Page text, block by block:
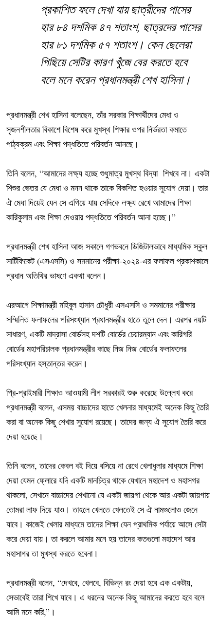
প্রকাশিত ফলে দেখা যায় ছাত্রীদের পাসের
হার ৮৪ দশমিক ৪৭ শতাংশ, ছাত্রদের পাসের
হার ৮১ দশমিক ৫৭ শতাংশ। কেন ছেলেরা
পিছিয়ে সেটির কারণ খুঁজে বের করতে হবে
বলে মনে করেন প্রধানমন্ত্রী শেখ হাসিনা।
প্রধানমন্ত্রী শেখ হাসিনা বলেছেন, তাঁর সরকার শিক্ষার্থীদের মেধা ও
সৃজনশীলতার বিকাশে বিশেষ করে মুখস্থ শিক্ষার ওপর নির্ভরতা কমাতে
পাঠ্যক্রম এবং শিক্ষা পদ্ধতিতে পরিবর্তন আনছে।
তিনি বলেন, “আমাদের লক্ষ্য হচ্ছে শুধুমাত্র মুখস্থ বিদ্যা শিখবে না। একটা
শিশুর ভেতর যে মেধা ও মনন থাকে তাকে বিকশিত হওয়ার সুযোগ দেয়া। তার
ঐ মেধা দিয়েই যেন সে এগিয়ে যায় সেদিকে লক্ষ্য রেখে আমাদের শিক্ষা
কারিকুলাম এবং শিক্ষা দেওয়ার পদ্ধতিতে পরিবর্তন আনা হচ্ছে।”
প্রধানমন্ত্রী শেখ হাসিনা আজ সকালে গণভবনে ডিজিটালভাবে মাধ্যমিক স্কুল
সার্টিফিকেট (এসএসসি) ও সমমানের পরীক্ষা-২০২৪-এর ফলাফল প্রকাশকালে
প্রধান অতিথির ভাষণে একথা বলেন।
এরআগে শিক্ষামন্ত্রী মহিবুল হাসান চৌধুরী এসএসসি ও সমমানের পরীক্ষার
সম্মিলিত ফলাফলের পরিসংখ্যান প্রধানমন্ত্রীর হাতে তুলে দেন। এরপর নয়টি
সাধারণ, একটি মাদ্রাসা বোর্ডসহ দশটি বোর্ডের চেয়ারম্যান এবং কারিগরি
বোর্ডের মহাপরিচালক প্রধানমন্ত্রীর কাছে নিজ নিজ বোর্ডের ফলাফলের
পরিসংখ্যান হস্তান্তর করেন।
প্রি-প্রাইমারী শিক্ষাও আওয়ামী লীগ সরকারই শুরু করেছে উল্লেখ করে
প্রধানমন্ত্রী বলেন, এসময় বাচ্চাদের হাতে খেলনার মাধ্যমেই অনেক কিছু তৈরি
করা বা অনেক কিছু শেখার সুযোগ রয়েছে। তাদের জন্য ঐ সুযোগ তৈরি করে
দেয়া হয়েছে।
তিনি বলেন, তাদের কেবল বই দিয়ে বসিয়ে না রেখে খেলাধুলার মাধ্যমে শিক্ষা
দেয়া যেমন ফ্লোরে যদি একটি মানচিত্র থাকে যেখানে মহাদেশ ও মহাসগর
থাকলো, সেখানে বাচ্চাদের শেখানো যে একটা জায়গা থেকে আর একটা জায়গায়
তোমরা লাফ দিয়ে যাও। তাহলে খেলতে খেলতেই সে ঐ নামগুলোও জেনে
যাবে। কাজেই খেলার মাধ্যমে তাদের শিক্ষা যেন প্রাথমিক পর্যায়ে আসে সেটা
করে দেয়া যায়। তা করলে আমার মনে হয় তাদের কতগুলো মহাদেশ আর
মহাসাগর তা মুখস্থ করতে হবেনা।
প্রধানমন্ত্রী বলেন, “দেখবে, খেলবে, বিভিন্ন রং দেয়া হবে এক একটায়,
সেভাবেই তারা শিখে যাবে। এ ধরনের অনেক কিছু আমাদের করতে হবে বলে
আমি মনে করি,”।